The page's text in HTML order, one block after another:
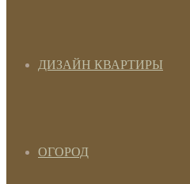
ДИЗАЙН КВАРТИРЫ
ОГОРОД